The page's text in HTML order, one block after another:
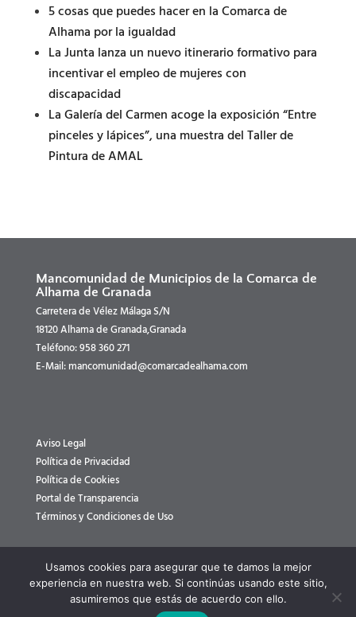
5 cosas que puedes hacer en la Comarca de
Alhama por la igualdad
La Junta lanza un nuevo itinerario formativo para
incentivar el empleo de mujeres con
discapacidad
La Galería del Carmen acoge la exposición “Entre
pinceles y lápices”, una muestra del Taller de
Pintura de AMAL
Mancomunidad de Municipios de la Comarca de
Alhama de Granada
Carretera de Vélez Málaga S/N
18120 Alhama de Granada,Granada
Teléfono: 958 360 271
E-Mail: mancomunidad@comarcadealhama.com
Aviso Legal
Política de Privacidad
Política de Cookies
Portal de Transparencia
Términos y Condiciones de Uso
2026 | Mancomunidad de Municipios de la Comarca de Alhama
Usamos cookies para asegurar que te damos la mejor
experiencia en nuestra web. Si continúas usando este sitio,
asumiremos que estás de acuerdo con ello.